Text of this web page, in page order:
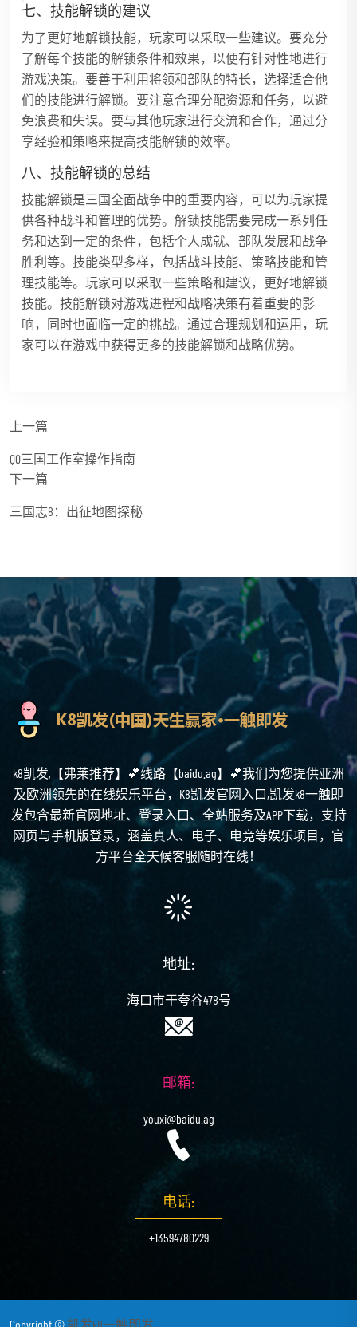
七、技能解锁的建议
为了更好地解锁技能，玩家可以采取一些建议。要充分
了解每个技能的解锁条件和效果，以便有针对性地进行
游戏决策。要善于利用将领和部队的特长，选择适合他
们的技能进行解锁。要注意合理分配资源和任务，以避
免浪费和失误。要与其他玩家进行交流和合作，通过分
享经验和策略来提高技能解锁的效率。
八、技能解锁的总结
技能解锁是三国全面战争中的重要内容，可以为玩家提
供各种战斗和管理的优势。解锁技能需要完成一系列任
务和达到一定的条件，包括个人成就、部队发展和战争
胜利等。技能类型多样，包括战斗技能、策略技能和管
理技能等。玩家可以采取一些策略和建议，更好地解锁
技能。技能解锁对游戏进程和战略决策有着重要的影
响，同时也面临一定的挑战。通过合理规划和运用，玩
家可以在游戏中获得更多的技能解锁和战略优势。
上一篇
QQ三国工作室操作指南
下一篇
三国志8：出征地图探秘
k8凯发,【弗莱推荐】💕线路【baidu.ag】💕我们为您提供亚洲
及欧洲领先的在线娱乐平台，K8凯发官网入口,凯发k8一触即
发包含最新官网地址、登录入口、全站服务及APP下载，支持
网页与手机版登录，涵盖真人、电子、电竞等娱乐项目，官
方平台全天候客服随时在线！
地址:
海口市干夸谷478号
邮箱:
youxi@baidu.ag
电话:
+13594780229